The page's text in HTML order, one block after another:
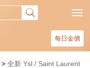
每日金價
全新 Ysl / Saint Laurent